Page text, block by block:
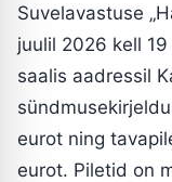
Suvelavastuse
juulil 2026 kell
saalis aadressil
eurot ning
eurot. Piletid on